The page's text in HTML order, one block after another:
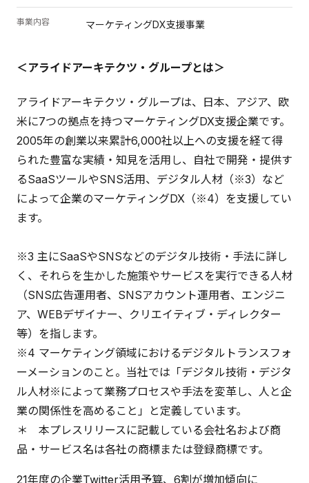
事業内容 マーケティングDX支援事業
＜アライドアーキテクツ・グループとは＞
アライドアーキテクツ・グループは、日本、アジア、欧
米に7つの拠点を持つマーケティングDX支援企業です。
2005年の創業以来累計6,000社以上への支援を経て得
られた豊富な実績・知見を活用し、自社で開発・提供す
るSaaSツールやSNS活用、デジタル人材（※3）など
によって企業のマーケティングDX（※4）を支援してい
ます。
※3 主にSaaSやSNSなどのデジタル技術・手法に詳し
く、それらを生かした施策やサービスを実行できる人材
（SNS広告運用者、SNSアカウント運用者、エンジニ
ア、WEBデザイナー、クリエイティブ・ディレクター
等）を指します。
※4 マーケティング領域におけるデジタルトランスフォ
ーメーションのこと。当社では「デジタル技術・デジタ
ル人材※によって業務プロセスや手法を変革し、人と企
業の関係性を高めること」と定義しています。
＊ 本プレスリリースに記載している会社名および商
品・サービス名は各社の商標または登録商標です。
21年度の企業Twitter活用予算、6割が増加傾向に